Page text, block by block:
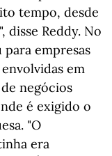
tempo, desde
disse Reddy. No
empresas
em
negócios
é exigido o
"O
era